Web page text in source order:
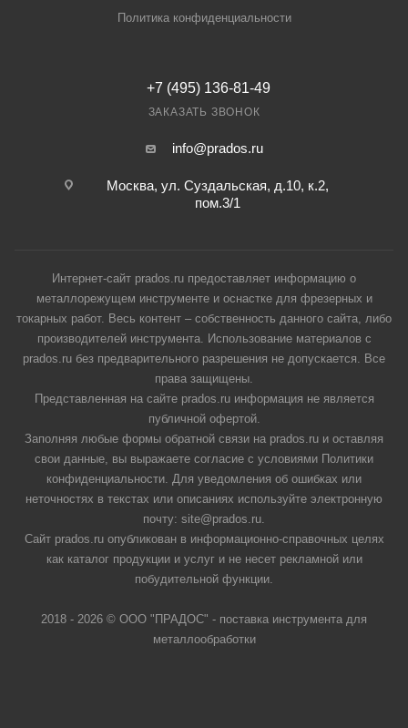
Политика конфиденциальности
+7 (495) 136-81-49
ЗАКАЗАТЬ ЗВОНОК
info@prados.ru
Москва, ул. Суздальская, д.10, к.2,
пом.3/1
Интернет-сайт prados.ru предоставляет информацию о
металлорежущем инструменте и оснастке для фрезерных и
токарных работ. Весь контент – собственность данного сайта, либо
производителей инструмента. Использование материалов с
prados.ru без предварительного разрешения не допускается. Все
права защищены.
Представленная на сайте prados.ru информация не является
публичной офертой.
Заполняя любые формы обратной связи на prados.ru и оставляя
свои данные, вы выражаете согласие с условиями Политики
конфиденциальности. Для уведомления об ошибках или
неточностях в текстах или описаниях используйте электронную
почту: site@prados.ru.
Сайт prados.ru опубликован в информационно-справочных целях
как каталог продукции и услуг и не несет рекламной или
побудительной функции.
2018 - 2026 © ООО "ПРАДОС" - поставка инструмента для
металлообработки